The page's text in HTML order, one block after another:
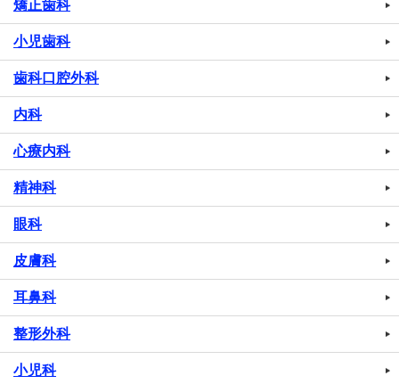
矯正歯科
小児歯科
歯科口腔外科
内科
心療内科
精神科
眼科
皮膚科
耳鼻科
整形外科
小児科